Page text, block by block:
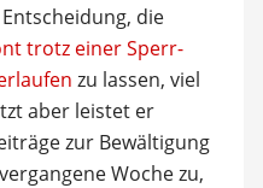
die
trotz einer Sperr-
zu lassen, viel
aber leistet er
zur Bewältigung
Woche zu,